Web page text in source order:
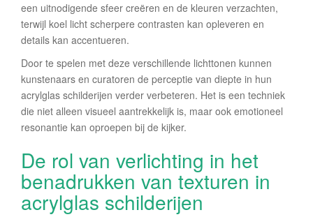
een uitnodigende sfeer creëren en de kleuren verzachten,
terwijl koel licht scherpere contrasten kan opleveren en
details kan accentueren.
Door te spelen met deze verschillende lichttonen kunnen
kunstenaars en curatoren de perceptie van diepte in hun
acrylglas schilderijen verder verbeteren. Het is een techniek
die niet alleen visueel aantrekkelijk is, maar ook emotioneel
resonantie kan oproepen bij de kijker.
De rol van verlichting in het
benadrukken van texturen in
acrylglas schilderijen